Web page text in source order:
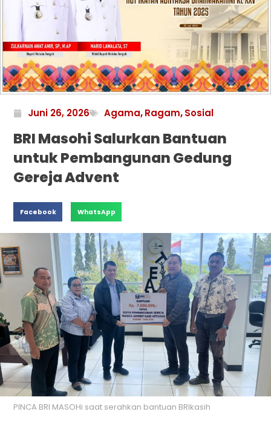
Juni 26, 2026 Agama,Ragam,Sosial
BRI Masohi Salurkan Bantuan
untuk Pembangunan Gedung
Gereja Advent
Facebook WhatsApp
PINCA BRI MASOHi saat serahkan bantuan BRIkasih